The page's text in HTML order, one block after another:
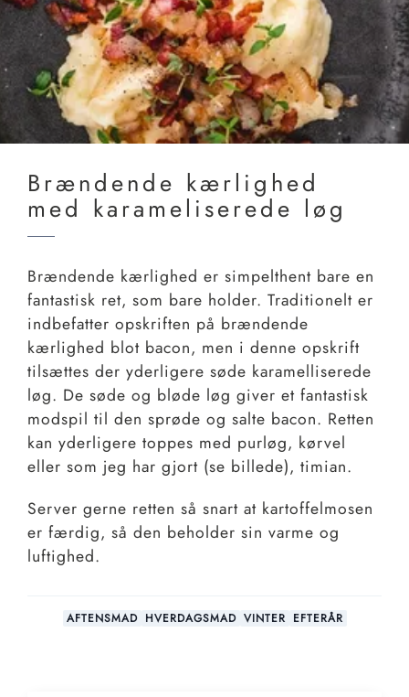
Brændende kærlighed
med karameliserede løg
Brændende kærlighed er simpelthent bare en
fantastisk ret, som bare holder. Traditionelt er
indbefatter opskriften på brændende
kærlighed blot bacon, men i denne opskrift
tilsættes der yderligere søde karamelliserede
løg. De søde og bløde løg giver et fantastisk
modspil til den sprøde og salte bacon. Retten
kan yderligere toppes med purløg, kørvel
eller som jeg har gjort (se billede), timian.
Server gerne retten så snart at kartoffelmosen
er færdig, så den beholder sin varme og
luftighed.
AFTENSMAD HVERDAGSMAD VINTER EFTERÅR